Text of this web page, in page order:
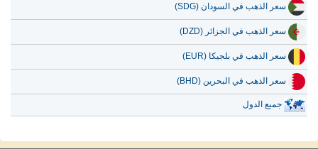
سعر الذهب في السودان (SDG)
سعر الذهب في الجزائر (DZD)
سعر الذهب في بلجيكا (EUR)
سعر الذهب في البحرين (BHD)
جميع الدول